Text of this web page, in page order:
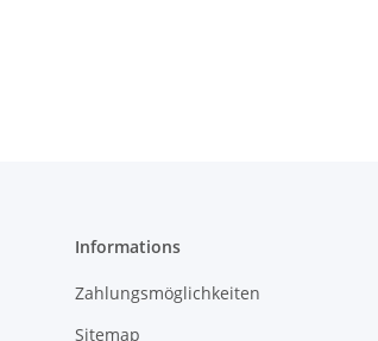
Informations
Zahlungsmöglichkeiten
Sitemap